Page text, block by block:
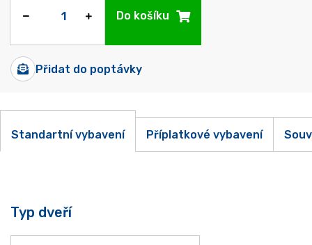
Do košíku
Přidat do poptávky
Standartní vybavení Příplatkové vybavení
Typ dveří